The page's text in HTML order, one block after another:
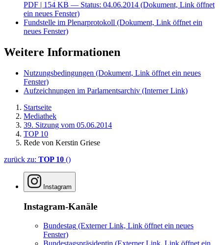
PDF | 154 KB — Status: 04.06.2014 (Dokument, Link öffnet
ein neues Fenster)
Fundstelle im Plenarprotokoll (Dokument, Link öffnet ein
neues Fenster)
Weitere Informationen
Nutzungsbedingungen (Dokument, Link öffnet ein neues
Fenster)
Aufzeichnungen im Parlamentsarchiv (Interner Link)
Startseite
Mediathek
39. Sitzung vom 05.06.2014
TOP 10
Rede von Kerstin Griese
zurück zu: TOP 10 ()
Instagram
Instagram-Kanäle
Bundestag (Externer Link, Link öffnet ein neues
Fenster)
Bundestagspräsidentin (Externer Link, Link öffnet ein